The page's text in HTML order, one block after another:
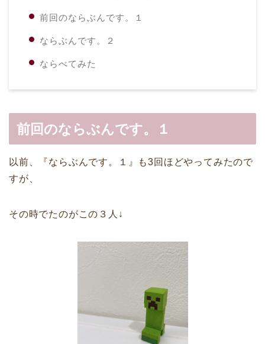
前回のならぶんです。１
ならぶんです。２
ならべてみた
前回のならぶんです。１
以前、『ならぶんです。１』も3回ほどやってみたので
すが、
その時でたのがこの３人↓